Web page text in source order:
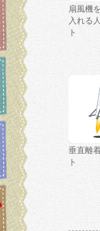
扇風機
入れる
ト
垂直離
ト